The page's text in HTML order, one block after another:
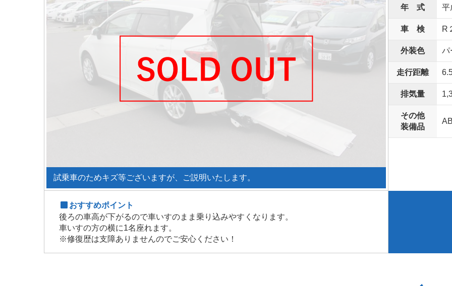
試乗車のためキズ等ございますが、ご説明いたします。
年 式 平
車 検 R
外装色 パ
走行距離
排気量
その他
装備品
おすすめポイント
後ろの車高が下がるので車いすのまま乗り込みやすくなります。
車いすの方の横に1名座れます。
※修復歴は支障ありませんのでご安心ください！